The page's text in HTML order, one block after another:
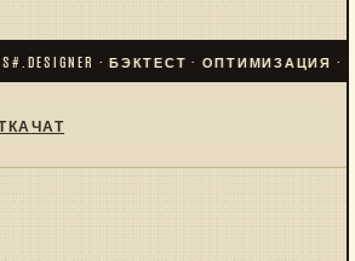
· БЭКТЕСТ · ОПТИМИЗАЦИЯ · LIVE
ЧАТ